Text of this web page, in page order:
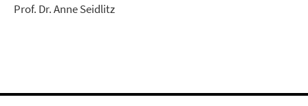
Prof. Dr. Anne Seidlitz